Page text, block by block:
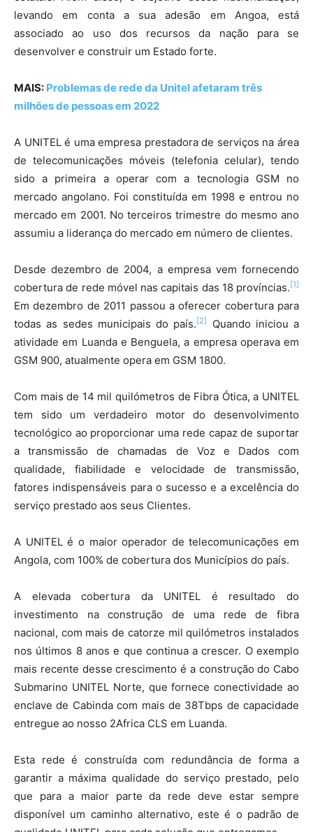
levando em conta a sua adesão em Angoa, está
associado ao uso dos recursos da nação para se
desenvolver e construir um Estado forte.
MAIS: Problemas de rede da Unitel afetaram três
milhões de pessoas em 2022
A UNITEL é uma empresa prestadora de serviços na área
de telecomunicações móveis (telefonia celular), tendo
sido a primeira a operar com a tecnologia GSM no
mercado angolano. Foi constituída em 1998 e entrou no
mercado em 2001. No terceiros trimestre do mesmo ano
assumiu a liderança do mercado em número de clientes.
Desde dezembro de 2004, a empresa vem fornecendo
cobertura de rede móvel nas capitais das 18 províncias. [1]
Em dezembro de 2011 passou a oferecer cobertura para
todas as sedes municipais do país. [2]
Quando iniciou a
atividade em Luanda e Benguela, a empresa operava em
GSM 900, atualmente opera em GSM 1800.
Com mais de 14 mil quilómetros de Fibra Ótica, a UNITEL
tem sido um verdadeiro motor do desenvolvimento
tecnológico ao proporcionar uma rede capaz de suportar
a transmissão de chamadas de Voz e Dados com
qualidade, fiabilidade e velocidade de transmissão,
fatores indispensáveis para o sucesso e a excelência do
serviço prestado aos seus Clientes.
A UNITEL é o maior operador de telecomunicações em
Angola, com 100% de cobertura dos Municípios do país.
A elevada cobertura da UNITEL é resultado do
investimento na construção de uma rede de fibra
nacional, com mais de catorze mil quilómetros instalados
nos últimos 8 anos e que continua a crescer. O exemplo
mais recente desse crescimento é a construção do Cabo
Submarino UNITEL Norte, que fornece conectividade ao
enclave de Cabinda com mais de 38Tbps de capacidade
entregue ao nosso 2Africa CLS em Luanda.
Esta rede é construída com redundância de forma a
garantir a máxima qualidade do serviço prestado, pelo
que para a maior parte da rede deve estar sempre
disponível um caminho alternativo, este é o padrão de